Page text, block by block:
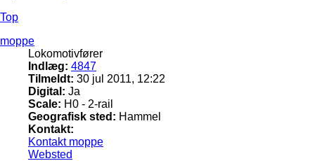
Top
moppe
Lokomotivfører
Indlæg: 4847
Tilmeldt: 30 jul 2011, 12:22
Digital: Ja
Scale: H0 - 2-rail
Geografisk sted: Hammel
Kontakt:
Kontakt moppe
Websted